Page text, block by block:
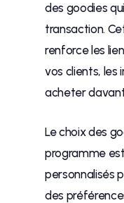
des goodies
transaction.
renforce les
vos clients, les
acheter
Le choix des
programme
personnalisés
des